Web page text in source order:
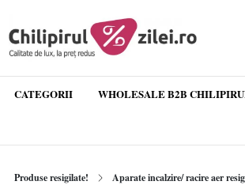
CATEGORII WHOLESALE B2B
Produse resigilate! Aparate incalzire/ racire aer